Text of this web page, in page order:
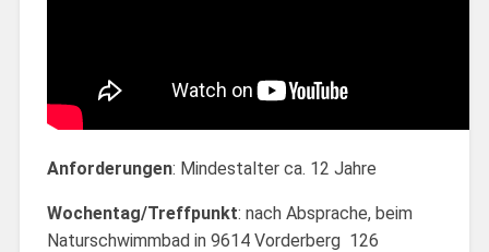
Anforderungen: Mindestalter ca. 12 Jahre
Wochentag/Treffpunkt: nach Absprache, beim
Naturschwimmbad in 9614 Vorderberg 126